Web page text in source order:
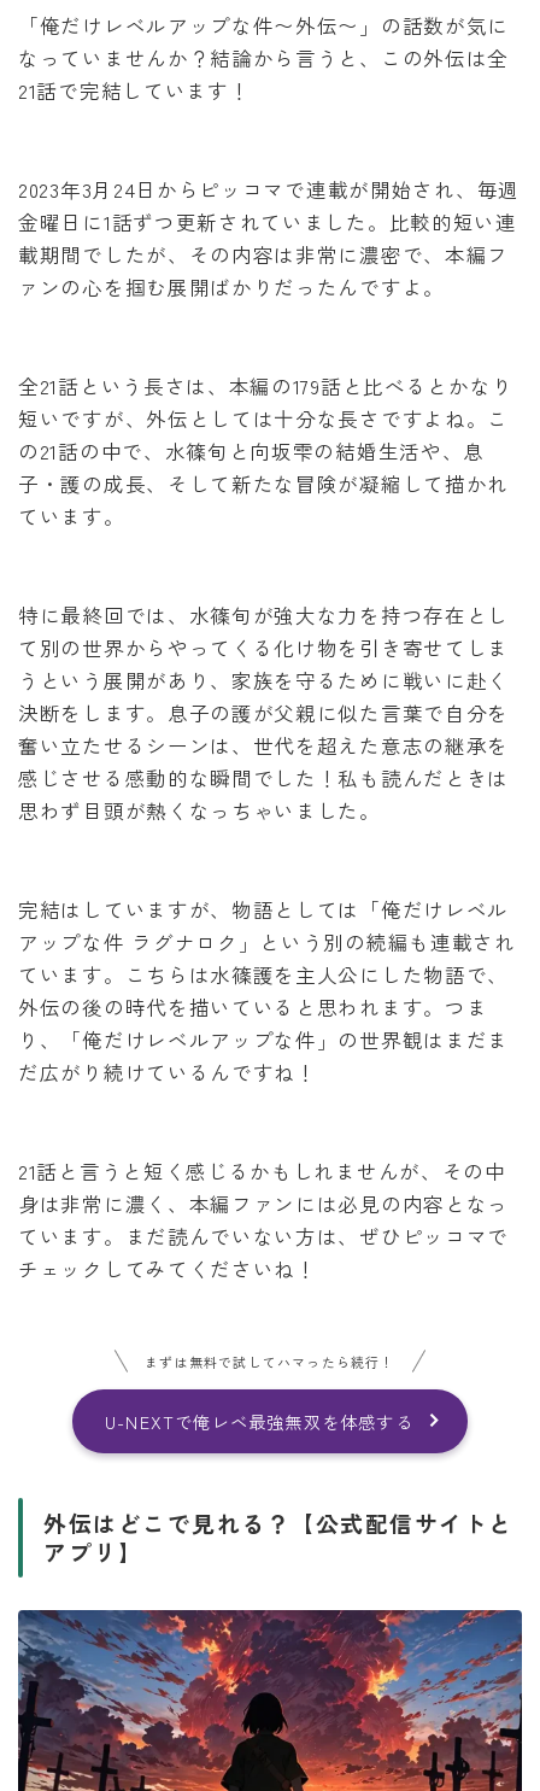
「俺だけレベルアップな件〜外伝〜」の話数が気に
なっていませんか？結論から言うと、この外伝は全
21話で完結しています！
2023年3月24日からピッコマで連載が開始され、毎週
金曜日に1話ずつ更新されていました。比較的短い連
載期間でしたが、その内容は非常に濃密で、本編フ
ァンの心を掴む展開ばかりだったんですよ。
全21話という長さは、本編の179話と比べるとかなり
短いですが、外伝としては十分な長さですよね。こ
の21話の中で、水篠旬と向坂雫の結婚生活や、息
子・護の成長、そして新たな冒険が凝縮して描かれ
ています。
特に最終回では、水篠旬が強大な力を持つ存在とし
て別の世界からやってくる化け物を引き寄せてしま
うという展開があり、家族を守るために戦いに赴く
決断をします。息子の護が父親に似た言葉で自分を
奮い立たせるシーンは、世代を超えた意志の継承を
感じさせる感動的な瞬間でした！私も読んだときは
思わず目頭が熱くなっちゃいました。
完結はしていますが、物語としては「俺だけレベル
アップな件 ラグナロク」という別の続編も連載され
ています。こちらは水篠護を主人公にした物語で、
外伝の後の時代を描いていると思われます。つま
り、「俺だけレベルアップな件」の世界観はまだま
だ広がり続けているんですね！
21話と言うと短く感じるかもしれませんが、その中
身は非常に濃く、本編ファンには必見の内容となっ
ています。まだ読んでいない方は、ぜひピッコマで
チェックしてみてくださいね！
まずは無料で試してハマったら続行！
U-NEXTで俺レベ最強無双を体感する
外伝はどこで見れる？【公式配信サイトと
アプリ】